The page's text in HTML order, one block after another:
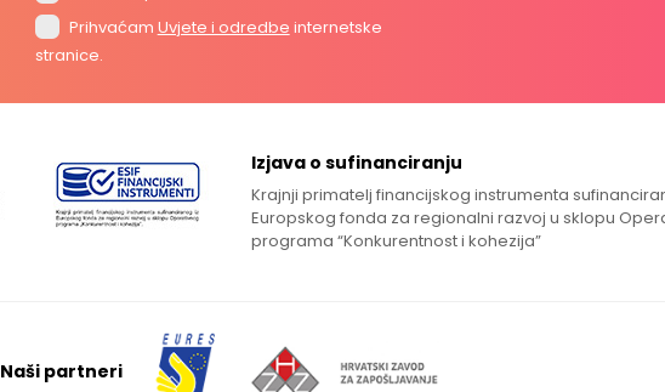
Prihvaćam Uvjete i odredbe internetske
stranice.
Izjava o sufinanciranju
Krajnji primatelj financijskog instrumenta
Europskog fonda za regionalni razvoj u sklopu
programa “Konkurentnost i kohezija”
Naši partneri